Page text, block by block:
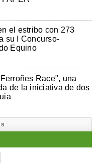
el estribo con 273
su I Concurso-
Equino
Race", una
de la iniciativa de dos